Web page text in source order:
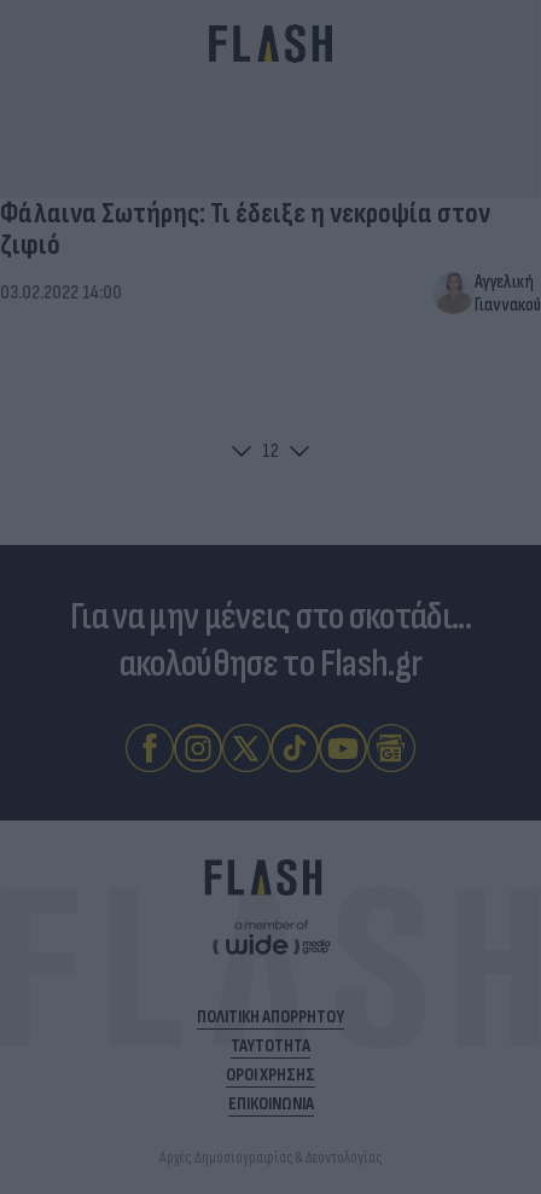
Φάλαινα Σωτήρης: Τι έδειξε η νεκροψία στον
ζιφιό
03.02.2022 14:00
Αγγελική
Γιαννακού
12
Για να μην μένεις στο σκοτάδι...
ακολούθησε το Flash.gr
ΠΟΛΙΤΙΚΗ ΑΠΟΡΡΗΤΟΥ
ΤΑΥΤΟΤΗΤΑ
ΟΡΟΙ ΧΡΗΣΗΣ
ΕΠΙΚΟΙΝΩΝΙΑ
Αρχές Δημοσιογραφίας & Δεοντολογίας